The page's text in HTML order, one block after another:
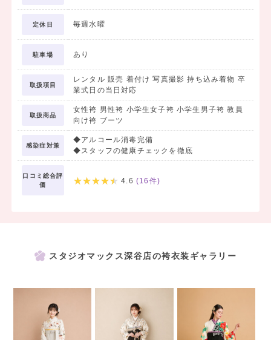
定休日 毎週水曜
駐車場 あり
取扱項目
レンタル 販売 着付け 写真撮影 持ち込み着物 卒
業式日の当日対応
取扱商品
女性袴 男性袴 小学生女子袴 小学生男子袴 教員
向け袴 ブーツ
感染症対策
◆アルコール消毒完備
◆スタッフの健康チェックを徹底
口コミ総合評
価
4.6 (16 件)
スタジオマックス深谷店の袴衣装ギャラリー